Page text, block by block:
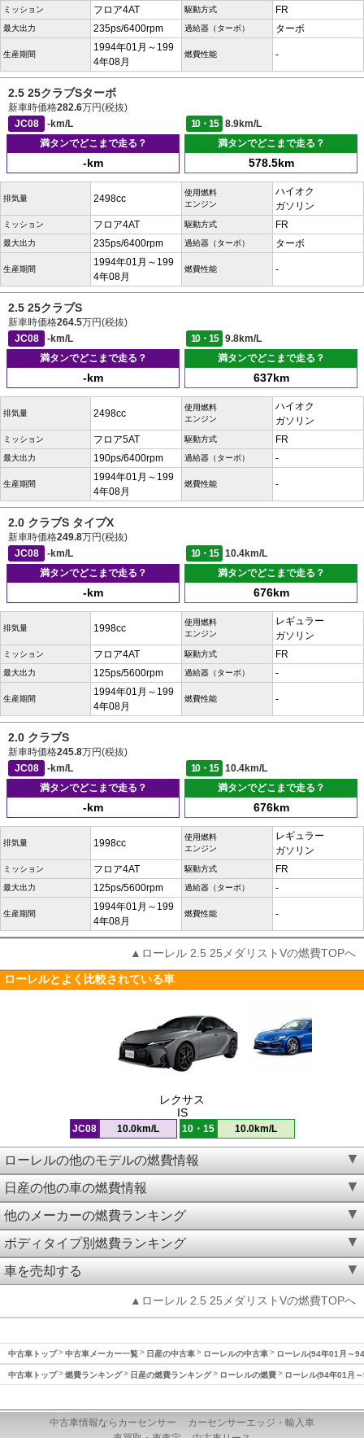
ミッション フロア4AT 駆動方式 FR
最大出力 235ps/6400rpm 過給器（ターボ） ターボ
生産期間
1994年01月～199
4年08月
燃費性能 -
2.5 25クラブSターボ
新車時価格282.6万円(税抜)
JC08
-km/L 10・15
8.9km/L
満タンでどこまで走る？
-km
満タンでどこまで走る？
578.5km
排気量 2498cc
使用燃料
エンジン
ハイオク
ガソリン
ミッション フロア4AT 駆動方式 FR
最大出力 235ps/6400rpm 過給器（ターボ） ターボ
生産期間
1994年01月～199
4年08月
燃費性能 -
2.5 25クラブS
新車時価格264.5万円(税抜)
JC08
-km/L 10・15
9.8km/L
満タンでどこまで走る？
-km
満タンでどこまで走る？
637km
排気量 2498cc
使用燃料
エンジン
ハイオク
ガソリン
ミッション フロア5AT 駆動方式 FR
最大出力 190ps/6400rpm 過給器（ターボ） -
生産期間
1994年01月～199
4年08月
燃費性能 -
2.0 クラブS タイプX
新車時価格249.8万円(税抜)
JC08
-km/L 10・15
10.4km/L
満タンでどこまで走る？
-km
満タンでどこまで走る？
676km
排気量 1998cc
使用燃料
エンジン
レギュラー
ガソリン
ミッション フロア4AT 駆動方式 FR
最大出力 125ps/5600rpm 過給器（ターボ） -
生産期間
1994年01月～199
4年08月
燃費性能 -
2.0 クラブS
新車時価格245.8万円(税抜)
JC08
-km/L 10・15
10.4km/L
満タンでどこまで走る？
-km
満タンでどこまで走る？
676km
排気量 1998cc
使用燃料
エンジン
レギュラー
ガソリン
ミッション フロア4AT 駆動方式 FR
最大出力 125ps/5600rpm 過給器（ターボ） -
生産期間
1994年01月～199
4年08月
燃費性能 -
▲ローレル 2.5 25メダリストVの燃費TOPへ
ローレルとよく比較されている車
レクサス
IS
JC08 10.0km/L 10・15 10.0km/L
ローレルの他のモデルの燃費情報
日産の他の車の燃費情報
他のメーカーの燃費ランキング
ボディタイプ別燃費ランキング
車を売却する
▲ローレル 2.5 25メダリストVの燃費TOPへ
中古車トップ 中古車メーカー一覧 日産の中古車 ローレルの中古車 ローレル(94年01月～
中古車トップ 燃費ランキング 日産の燃費ランキング ローレルの燃費 ローレル(94年01月
中古車情報ならカーセンサー
カーセンサーエッジ・輸入車